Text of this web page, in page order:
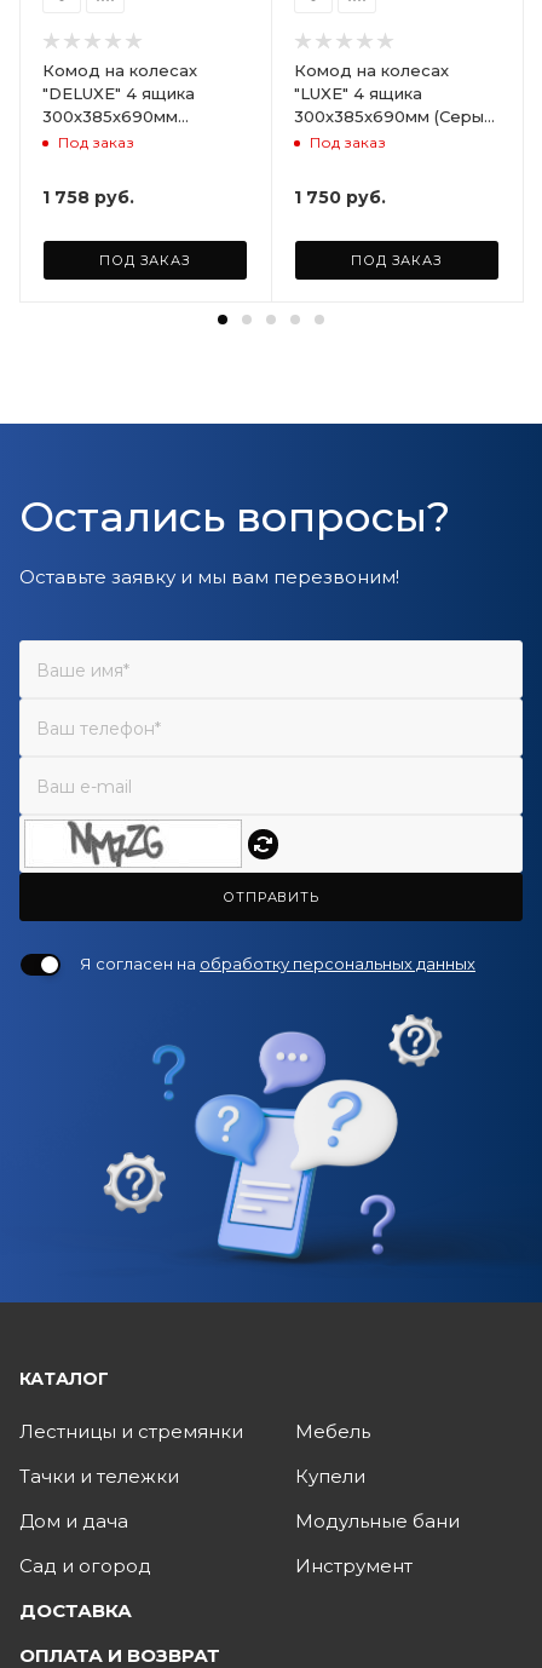
Комод на колесах
"DELUXE" 4 ящика
300х385х690мм
(Светло-бежевый)
Под заказ
1 758 руб.
ПОД ЗАКАЗ
Комод на колесах
"LUXE" 4 ящика
300х385х690мм (Серый)
ARD258086
Под заказ
1 750 руб.
ПОД ЗАКАЗ
Остались вопросы?
Оставьте заявку и мы вам перезвоним!
ОТПРАВИТЬ
Я согласен на обработку персональных данных
КАТАЛОГ
Лестницы и стремянки
Тачки и тележки
Дом и дача
Сад и огород
Мебель
Купели
Модульные бани
Инструмент
ДОСТАВКА
ОПЛАТА И ВОЗВРАТ